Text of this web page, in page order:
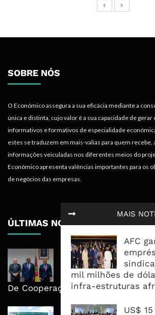
MAIS
AFC
mil milhões de
infra-estruturas
US$
SOBRE NÓS
O Económico assegura a sua eficácia mediante a
única e distinta, cujo valor é a sua capacidade de
informativos e formativos de especialidade
estes se traduzem em mais-valias para quem recebe,
informações veiculadas nos diferentes meios do
Económico apresenta valências importantes para os
de negócios das empresas.
ÚLTIMAS NOTÍCIAS
Moçambique E ECA
Emprego,
Execução No Centro
De Cooperação
Nova Capacidade